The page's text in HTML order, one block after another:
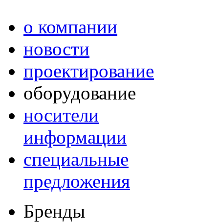
о компании
новости
проектирование
оборудование
носители
информации
специальные
предложения
Бренды